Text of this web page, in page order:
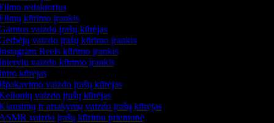
redaktorius
kūrimo įrankis
vaizdo įrašų kūrėjas
vaizdo įrašų kūrimo įrankis
Reels kūrimo įrankis
vaizdo kūrimo įrankis
kūrėjas
vaizdo įrašų kūrėjas
vaizdo įrašų kūrėjas
ir atsakymų vaizdo įrašų kūrėjas
vaizdo įrašų kūrimo priemonė